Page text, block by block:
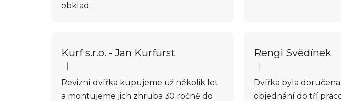
obklad.
Kurf s.r.o. - Jan Kurfürst
Hodnocení obchodu je 5 z 5 hvězdiček.
Revizní dvířka kupujeme už několik let
a montujeme jich zhruba 30 ročně do
Rengi Svědínek
Hodnocení obchodu
Dvířka byla
objednání do tří